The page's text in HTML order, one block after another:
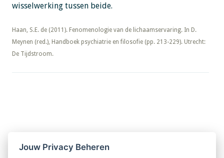
wisselwerking tussen beide.
​​​​​​​Haan, S.E. de (2011). Fenomenologie van de lichaamservaring. In D.
Meynen (red.), Handboek psychiatrie en filosofie (pp. 213-229). Utrecht:
De Tijdstroom.
Nieuwsbrief
Jouw Privacy Beheren